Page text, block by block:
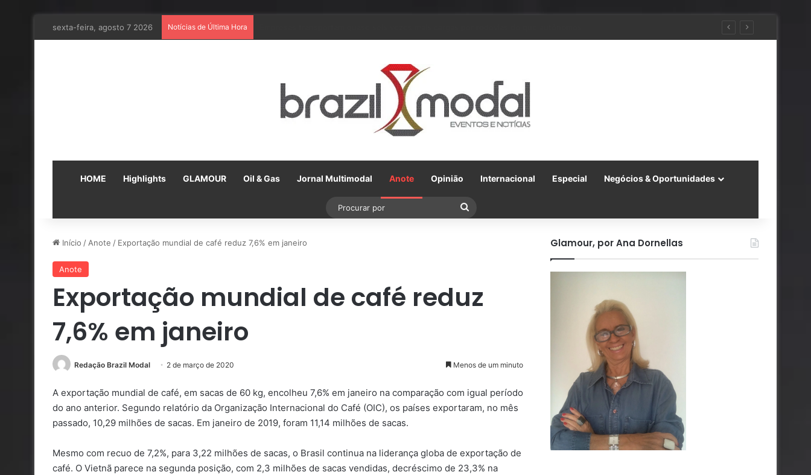
sexta-feira, agosto 7 2026 Notícias de Última Hora
HOME Highlights GLAMOUR Oil & Gas Jornal Multimodal Anote Opinião Internacional Especial Negócios & Oportunidades
Procurar
Início / Anote / Exportação mundial de café reduz 7,6% em janeiro
Anote
Exportação mundial de café reduz
7,6% em janeiro
Redação Brazil Modal 2 de março de 2020 Menos de um minuto
A exportação mundial de café, em sacas de 60 kg, encolheu 7,6% em janeiro na comparação com igual período
do ano anterior. Segundo relatório da Organização Internacional do Café (OIC), os países exportaram, no mês
passado, 10,29 milhões de sacas. Em janeiro de 2019, foram 11,14 milhões de sacas.
Mesmo com recuo de 7,2%, para 3,22 milhões de sacas, o Brasil continua na liderança globa de exportação de
café. O Vietnã parece na segunda posição, com 2,3 milhões de sacas vendidas, decréscimo de 23,3% na
Glamour, por Ana Dornellas